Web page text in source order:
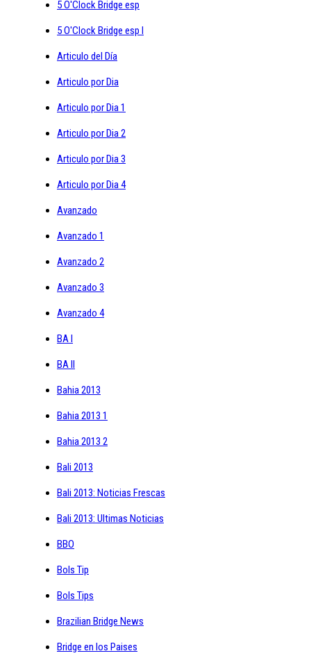
5 O'Clock Bridge esp
5 O'Clock Bridge esp I
Articulo del Día
Articulo por Dia
Articulo por Dia 1
Articulo por Dia 2
Articulo por Dia 3
Articulo por Dia 4
Avanzado
Avanzado 1
Avanzado 2
Avanzado 3
Avanzado 4
BA I
BA II
Bahia 2013
Bahia 2013 1
Bahia 2013 2
Bali 2013
Bali 2013: Noticias Frescas
Bali 2013: Ultimas Noticias
BBO
Bols Tip
Bols Tips
Brazilian Bridge News
Bridge en los Paises